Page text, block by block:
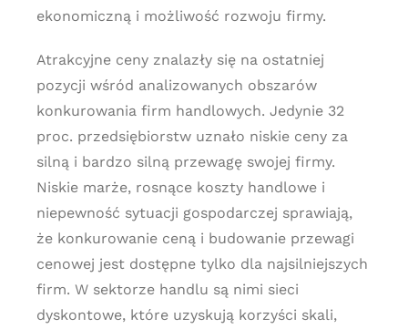
ekonomiczną i możliwość rozwoju firmy.
Atrakcyjne ceny znalazły się na ostatniej
pozycji wśród analizowanych obszarów
konkurowania firm handlowych. Jedynie 32
proc. przedsiębiorstw uznało niskie ceny za
silną i bardzo silną przewagę swojej firmy.
Niskie marże, rosnące koszty handlowe i
niepewność sytuacji gospodarczej sprawiają,
że konkurowanie ceną i budowanie przewagi
cenowej jest dostępne tylko dla najsilniejszych
firm. W sektorze handlu są nimi sieci
dyskontowe, które uzyskują korzyści skali,